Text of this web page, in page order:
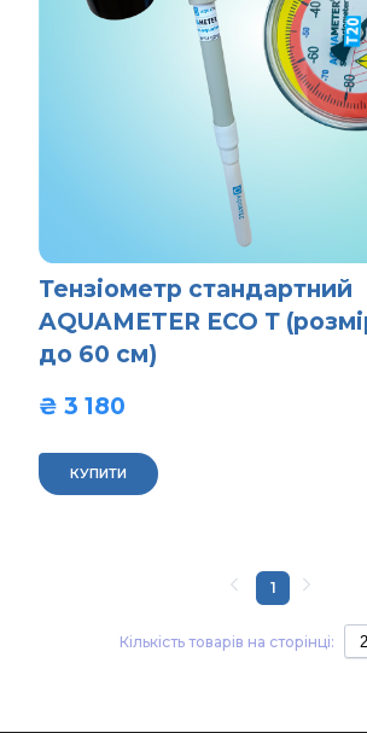
Тензіометр стандартний
AQUAMETER ECO Т
до 60 см)
₴ 3 180
КУПИТИ
Кількість товарів на сторінці:
1